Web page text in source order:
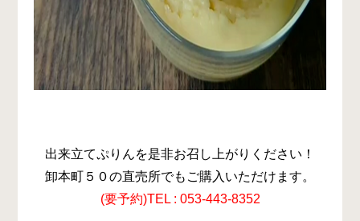
出来立てぷりんを是非お召し上がりください！
卸本町５０の直売所でもご購入いただけます。
(要予約)TEL : 053-443-8352